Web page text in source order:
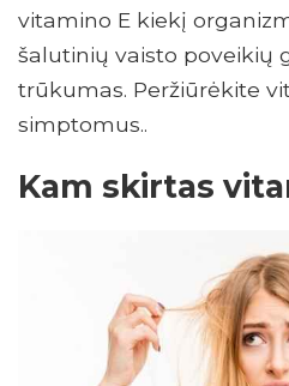
vitamino E kiekį
šalutinių vaisto poveikių
trūkumas. Peržiūrėkite
simptomus..
Kam skirtas